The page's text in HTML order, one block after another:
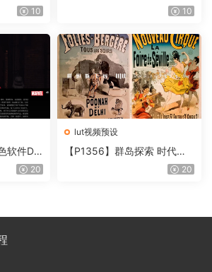
10
片质感DCTL节点调色预设 M
T V4.0
10
软件Da
20
lut视频预设
【P1356】群岛探索 时代马
戏团 – QUEST 60 调色预设A
20